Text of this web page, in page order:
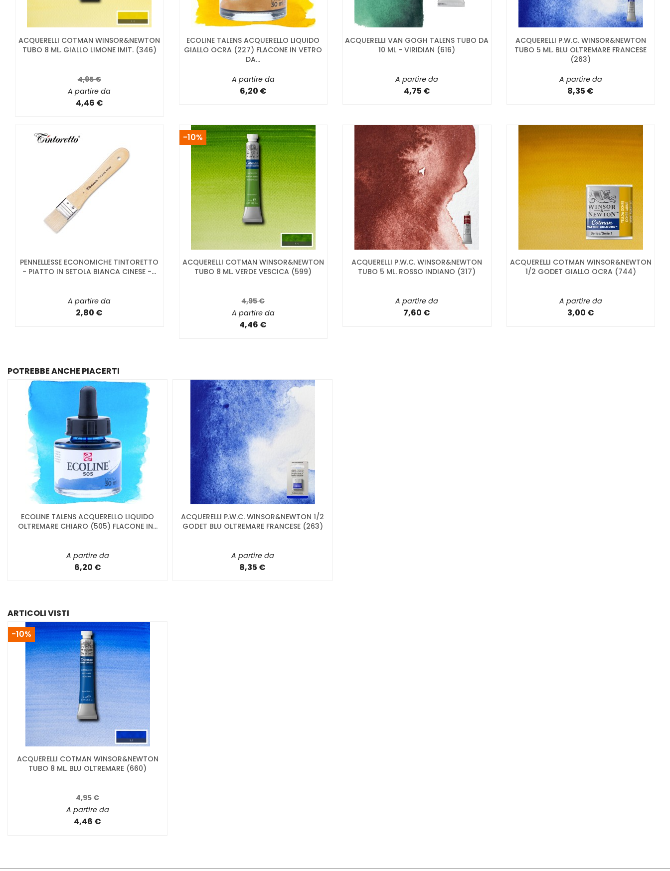
ACQUERELLI COTMAN WINSOR&NEWTON
TUBO 8 ML. GIALLO LIMONE IMIT. (346)
4,95 €
A partire da
4,46 €
ECOLINE TALENS ACQUERELLO LIQUIDO
GIALLO OCRA (227) FLACONE IN VETRO
DA...
A partire da
6,20 €
ACQUERELLI VAN GOGH TALENS TUBO DA
10 ML - VIRIDIAN (616)
A partire da
4,75 €
ACQUERELLI P.W.C. WINSOR&NEWTON
TUBO 5 ML. BLU OLTREMARE FRANCESE
(263)
A partire da
8,35 €
PENNELLESSE ECONOMICHE TINTORETTO
- PIATTO IN SETOLA BIANCA CINESE -...
A partire da
2,80 €
ACQUERELLI COTMAN WINSOR&NEWTON
TUBO 8 ML. VERDE VESCICA (599)
4,95 €
A partire da
4,46 €
-10%
ACQUERELLI P.W.C. WINSOR&NEWTON
TUBO 5 ML. ROSSO INDIANO (317)
A partire da
7,60 €
ACQUERELLI COTMAN WINSOR&NEWTON
1/2 GODET GIALLO OCRA (744)
A partire da
3,00 €
POTREBBE ANCHE PIACERTI
ECOLINE TALENS ACQUERELLO LIQUIDO
OLTREMARE CHIARO (505) FLACONE IN...
A partire da
6,20 €
ACQUERELLI P.W.C. WINSOR&NEWTON 1/2
GODET BLU OLTREMARE FRANCESE (263)
A partire da
8,35 €
ARTICOLI VISTI
ACQUERELLI COTMAN WINSOR&NEWTON
TUBO 8 ML. BLU OLTREMARE (660)
4,95 €
A partire da
4,46 €
-10%